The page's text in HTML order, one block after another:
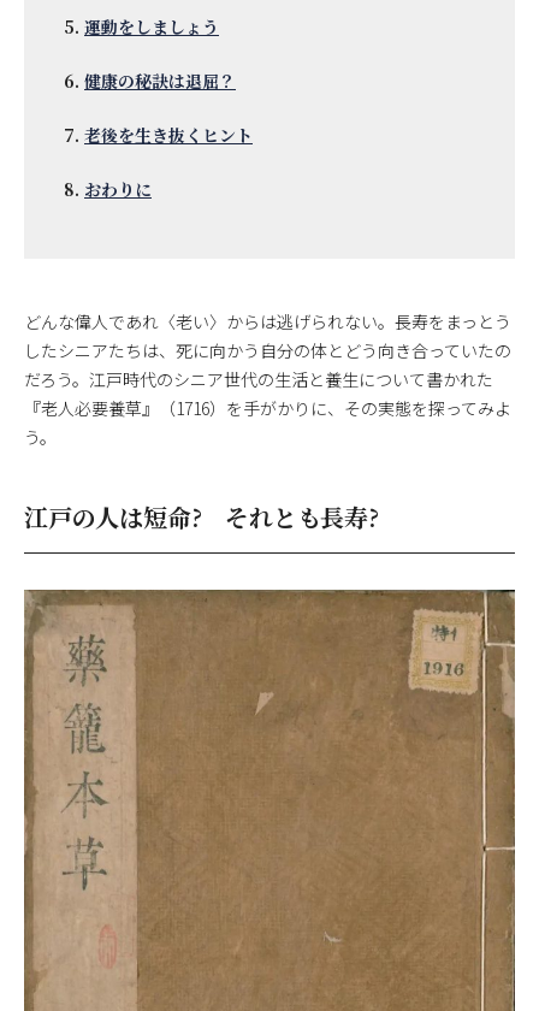
運動をしましょう
健康の秘訣は退屈？
老後を生き抜くヒント
おわりに
どんな偉人であれ〈老い〉からは逃げられない。長寿をまっとう
したシニアたちは、死に向かう自分の体とどう向き合っていたの
だろう。江戸時代のシニア世代の生活と養生について書かれた
『老人必要養草』（1716）を手がかりに、その実態を探ってみよ
う。
江戸の人は短命? それとも長寿?